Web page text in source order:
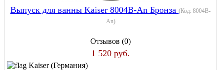
Выпуск для ванны Kaiser 8004В-An Бронза (Код: 8004В-
An)
Отзывов (0)
1 520 руб.
Kaiser (Германия)